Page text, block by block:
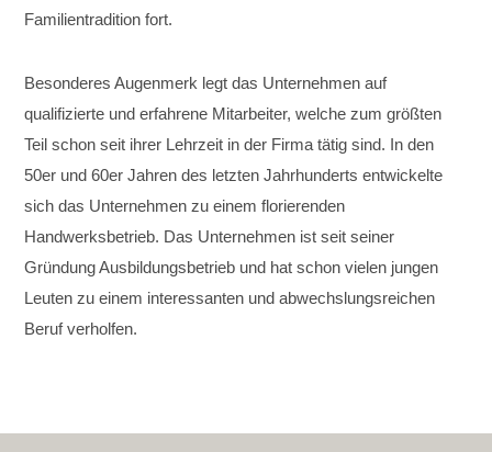
Familientradition fort.
Besonderes Augenmerk legt das Unternehmen auf
qualifizierte und erfahrene Mitarbeiter, welche zum größten
Teil schon seit ihrer Lehrzeit in der Firma tätig sind. In den
50er und 60er Jahren des letzten Jahrhunderts entwickelte
sich das Unternehmen zu einem florierenden
Handwerksbetrieb. Das Unternehmen ist seit seiner
Gründung Ausbildungsbetrieb und hat schon vielen jungen
Leuten zu einem interessanten und abwechslungsreichen
Beruf verholfen.